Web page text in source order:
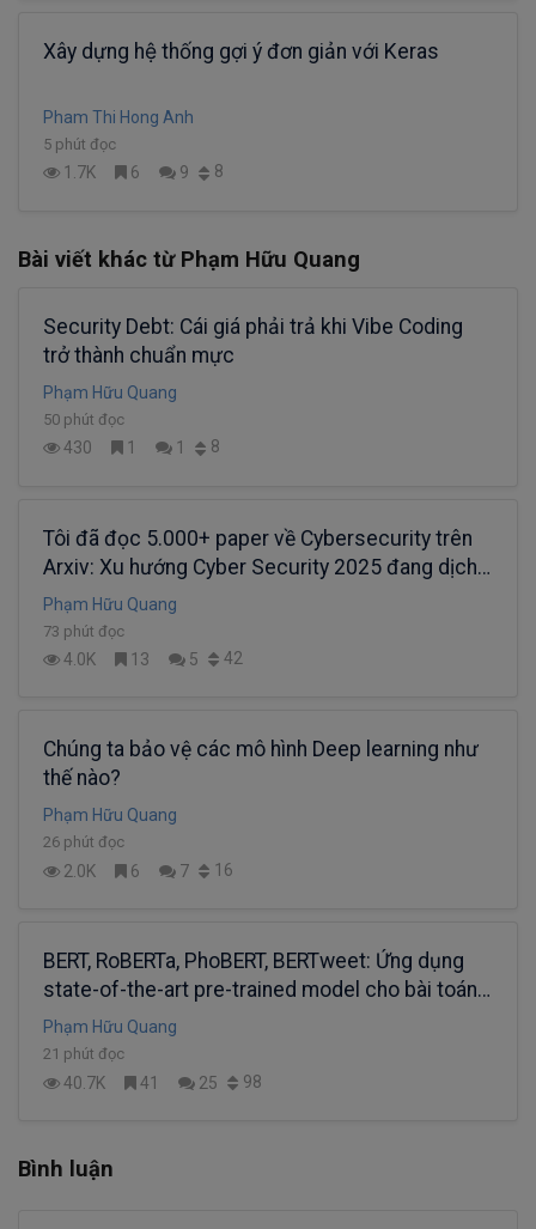
Xây dựng hệ thống gợi ý đơn giản với Keras
Pham Thi Hong Anh
5 phút đọc
1.7K 6 9 8
Bài viết khác từ Phạm Hữu Quang
Security Debt: Cái giá phải trả khi Vibe Coding
trở thành chuẩn mực
Phạm Hữu Quang
50 phút đọc
430 1 1 8
Tôi đã đọc 5.000+ paper về Cybersecurity trên
Arxiv: Xu hướng Cyber Security 2025 đang dịch
chuyển về đâu?
Phạm Hữu Quang
73 phút đọc
4.0K 13 5 42
Chúng ta bảo vệ các mô hình Deep learning như
thế nào?
Phạm Hữu Quang
26 phút đọc
2.0K 6 7 16
BERT, RoBERTa, PhoBERT, BERTweet: Ứng dụng
state-of-the-art pre-trained model cho bài toán
phân loại văn bản
Phạm Hữu Quang
21 phút đọc
40.7K 41 25 98
Bình luận